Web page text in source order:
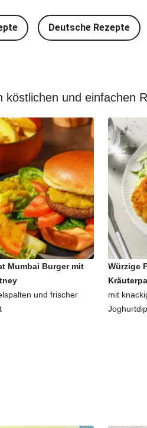
Deutsche Rezepte
und einfachen
Mumbai Burger mit
und frischer
Würzige
mit
Joghurtdip